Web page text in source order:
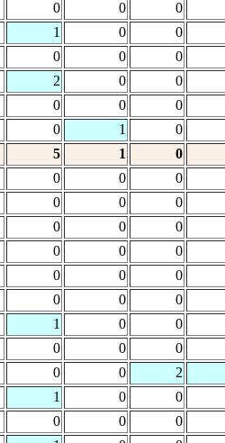
0 0
0
1 0
0
0 0
0
2 0
0
0 0
0
0 1
0
5 1 0
0 0
0
0 0
0
0 0
0
0 0
0
0 0
0
0 0
0
1 0
0
0 0
0
0 0
2
1 0
0
0 0
0